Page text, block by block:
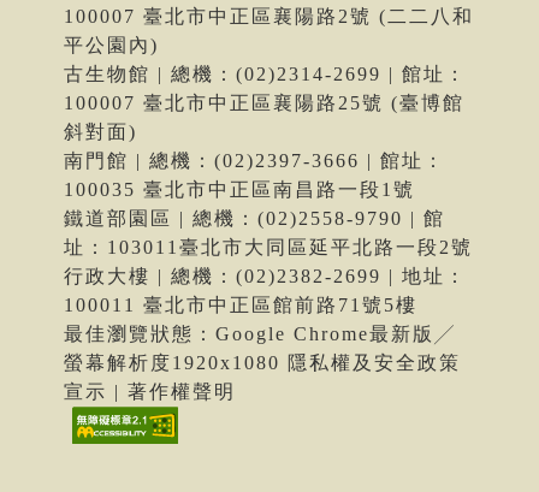
100007 臺北市中正區襄陽路2號 (二二八和
平公園內)
古生物館 | 總機：(02)2314-2699 | 館址：
100007 臺北市中正區襄陽路25號 (臺博館
斜對面)
南門館 | 總機：(02)2397-3666 | 館址：
100035 臺北市中正區南昌路一段1號
鐵道部園區 | 總機：(02)2558-9790 | 館
址：103011臺北市大同區延平北路一段2號
行政大樓 | 總機：(02)2382-2699 | 地址：
100011 臺北市中正區館前路71號5樓
最佳瀏覽狀態：Google Chrome最新版╱
螢幕解析度1920x1080 隱私權及安全政策
宣示 | 著作權聲明